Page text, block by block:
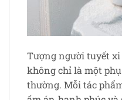
Tượng người tuyết
không chỉ là một
thường. Mỗi tác